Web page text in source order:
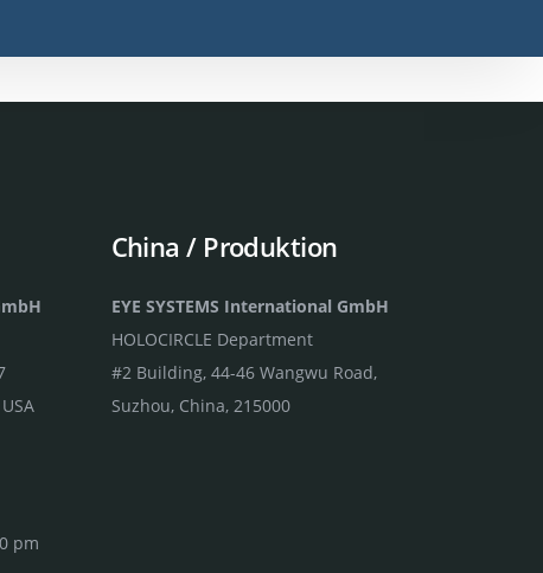
pm
China / Produktion
EYE SYSTEMS International GmbH
HOLOCIRCLE Department
#2 Building, 44-46 Wangwu Road,
Suzhou, China, 215000